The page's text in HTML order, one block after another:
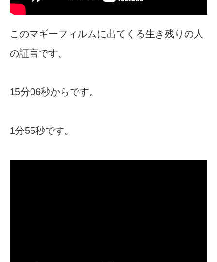
このマギーフィルムに出てくる生き残りの人
の証言です。
15分06秒からです。
1分55秒です。